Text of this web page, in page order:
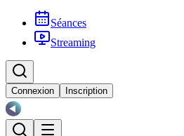
Séances
Streaming
Connexion Inscription